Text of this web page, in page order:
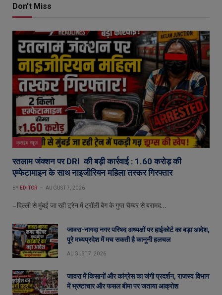
Don't Miss
क्राइम न्यूज़
रतलाम जंक्शन पर DRI की बड़ी कार्रवाई : 1.60 करोड़ की
एम्फेटामाइन के साथ नाइजीरियन महिला तस्कर गिरफ्तार
BY EDITOR AUGUST 7, 2026
– दिल्ली से मुंबई जा रही ट्रेन में ट्रॉली बैग के गुप्त चैम्बर से बरामद…
जावरा-नागदा नगर परिषद अध्यक्षों पर हाईकोर्ट का बड़ा आदेश,
पूरे मध्यप्रदेश में मच सकती है कानूनी हलचल
AUGUST 7, 2026
जावरा में किसानों और कांग्रेस का जंगी प्रदर्शन, राजस्व विभाग
में भ्रष्टाचार और फसल बीमा पर जताया आक्रोश